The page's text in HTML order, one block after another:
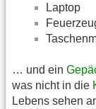
Laptop
… und ein
was nicht in die
Lebens sehen